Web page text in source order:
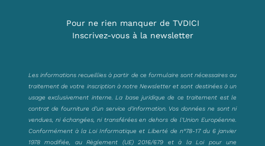
Pour ne rien manquer de TVDICI
Inscrivez-vous à la newsletter
Les informations recueillies à partir de ce formulaire sont nécessaires au
traitement de votre inscription à notre Newsletter et sont destinées à un
usage exclusivement interne. La base juridique de ce traitement est le
contrat de fourniture d’un service d’information. Vos données ne sont ni
vendues, ni échangées, ni transférées en dehors de l’Union Européenne.
Conformément à la Loi Informatique et Liberté de n°78-17 du 6 janvier
1978 modifiée, au Règlement (UE) 2016/679 et à la Loi pour une